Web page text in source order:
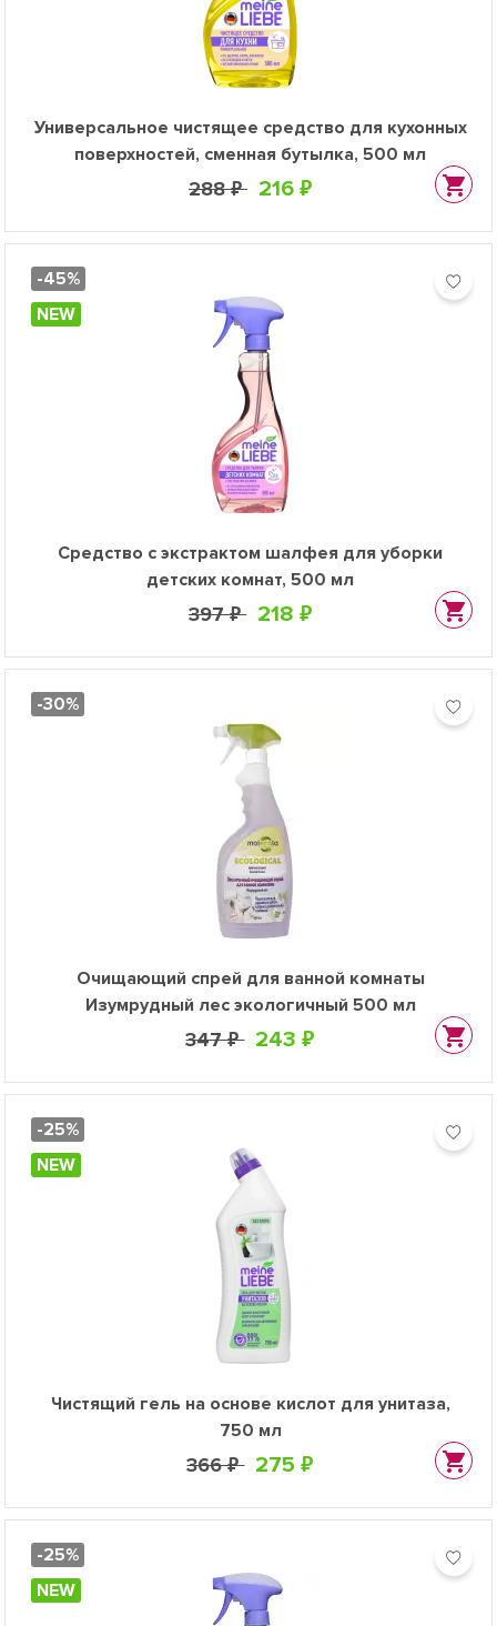
Универсальное чистящее средство для кухонных
поверхностей, сменная бутылка, 500 мл
288 ₽ 216 ₽
-45%
NEW
Средство с экстрактом шалфея для уборки
детских комнат, 500 мл
397 ₽ 218 ₽
-30%
Очищающий спрей для ванной комнаты
Изумрудный лес экологичный 500 мл
347 ₽ 243 ₽
-25%
NEW
Чистящий гель на основе кислот для унитаза,
750 мл
366 ₽ 275 ₽
-25%
NEW